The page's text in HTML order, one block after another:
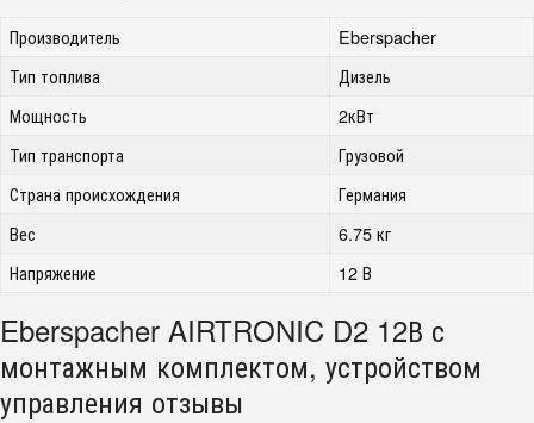
Производитель
Eberspacher
Тип топлива
Дизель
Мощность
2кВт
Тип транспорта
Грузовой
Страна происхождения
Германия
Вес
6.75 кг
Напряжение
12 В
Eberspacher AIRTRONIC D2 12В с
монтажным комплектом, устройством
управления отзывы